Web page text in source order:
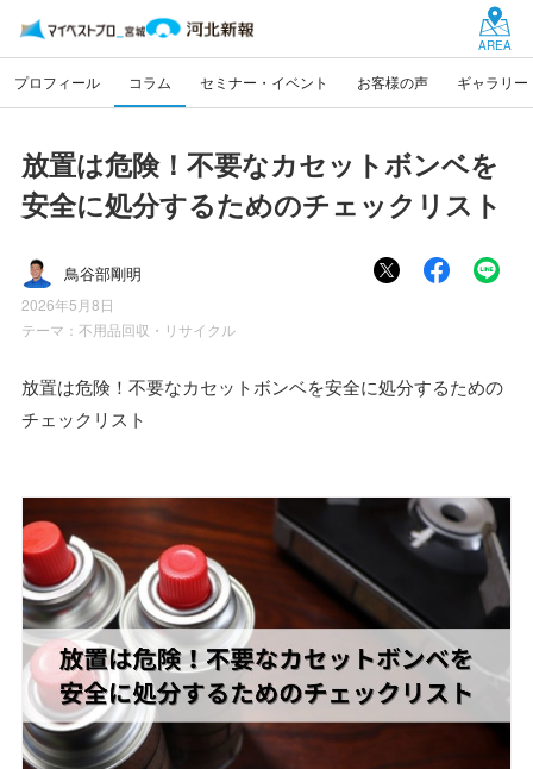
AREA
プロフィール コラム セミナー・イベント お客様の声 ギャラリー
放置は危険！不要なカセットボンベを
安全に処分するためのチェックリスト
鳥谷部剛明
2026年5月8日
テーマ： 不用品回収・リサイクル
放置は危険！不要なカセットボンベを安全に処分するための
チェックリスト